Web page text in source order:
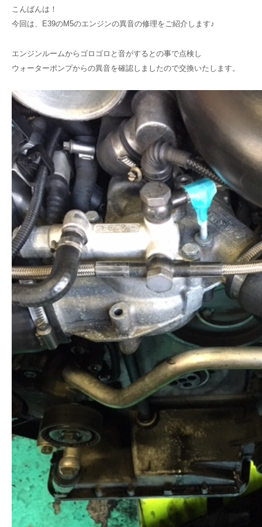
こんばんは！
今回は、E39のM5のエンジンの異音の修理をご紹介します♪
エンジンルームからゴロゴロと音がするとの事で点検し
ウォーターポンプからの異音を確認しましたので交換いたします。